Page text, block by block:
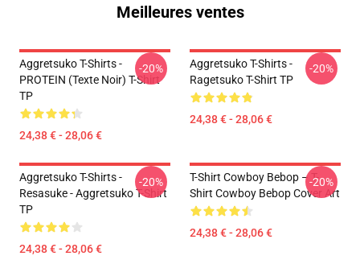
Meilleures ventes
Aggretsuko T-Shirts -
PROTEIN (texte Noir) T-Shirt
TP
24,38 € - 28,06 €
-20%
Aggretsuko T-Shirts -
Ragetsuko T-Shirt TP
24,38 € - 28,06 €
-20%
Aggretsuko T-Shirts -
Resasuke - Aggretsuko T-Shirt
TP
24,38 € - 28,06 €
-20%
T-Shirt Cowboy Bebop – T-
Shirt Cowboy Bebop Cover Art
24,38 € - 28,06 €
-20%